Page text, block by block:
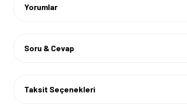
Yorumlar
Soru & Cevap
Taksit Seçenekleri